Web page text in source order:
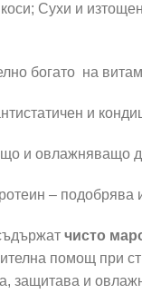
Сухи и
богато на
и
и овлажняващо
– подобрява
чисто
помощ при
защитава и